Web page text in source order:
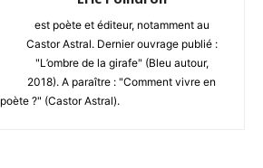
est poète et éditeur, notamment au
Castor Astral. Dernier ouvrage publié :
"L’ombre de la girafe" (Bleu autour,
2018). A paraître : "Comment vivre en
poète ?" (Castor Astral).